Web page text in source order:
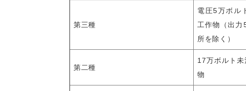
第三種
電圧5万ボル
工作物（出力
所を除く）
第二種
17万ボルト
物